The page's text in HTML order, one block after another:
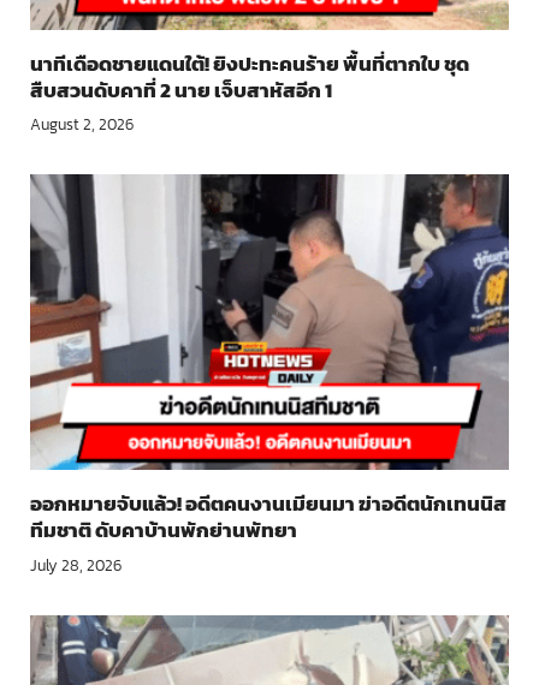
นาทีเดือดชายแดนใต้! ยิงปะทะคนร้าย พื้นที่ตากใบ ชุด
สืบสวนดับคาที่ 2 นาย เจ็บสาหัสอีก 1
August 2, 2026
ออกหมายจับแล้ว! อดีตคนงานเมียนมา ฆ่าอดีตนักเทนนิส
ทีมชาติ ดับคาบ้านพักย่านพัทยา
July 28, 2026